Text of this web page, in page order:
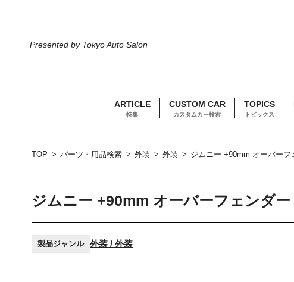
Presented by Tokyo Auto Salon
ARTICLE
特集
CUSTOM CAR
カスタムカー検索
TOPICS
トピックス
TOP パーツ・用品検索 外装 外装 ジムニー +90mm オーバー
ジムニー +90mm オーバーフェンダ
製品ジャンル 外装 / 外装